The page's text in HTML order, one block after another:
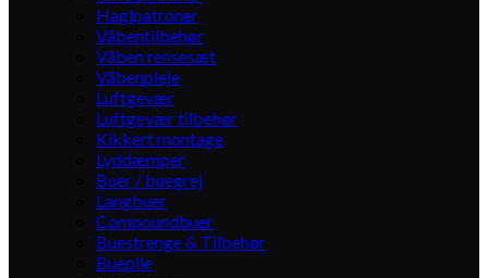
Haglpatroner
Våbentilbehør
Våben rensesæt
Våbenpleje
Luftgevær
Luftgevær tilbehør
Kikkert montage
Lyddæmper
Buer / buegrej
Langbuer
Compoundbuer
Buestrenge & Tilbehør
Buepile